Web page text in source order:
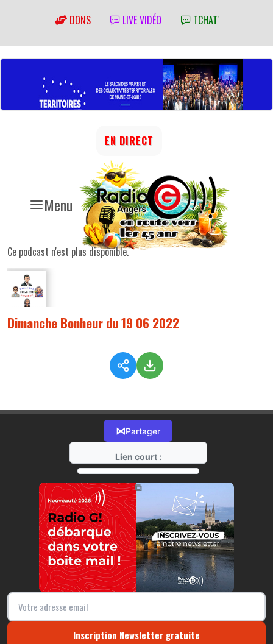
DONS LIVE VIDÉO TCHAT'
Menu
EN DIRECT
Ce podcast n'est plus disponible.
Dimanche Bonheur du 19 06 2022
⋈Partager
Lien court :
https://radio-g.fr?8857
⧉
Inscription Newsletter gratuite